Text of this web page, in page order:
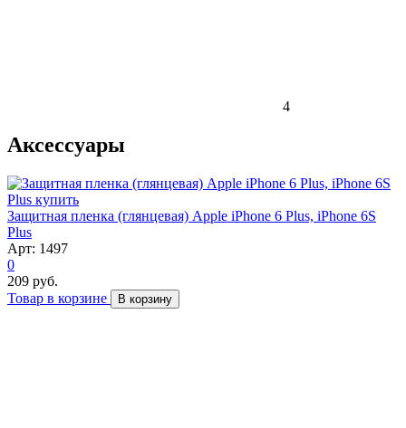
4
Аксессуары
Защитная пленка (глянцевая) Apple iPhone 6 Plus, iPhone 6S
Plus
Арт: 1497
0
209 руб.
Товар в корзине
В корзину